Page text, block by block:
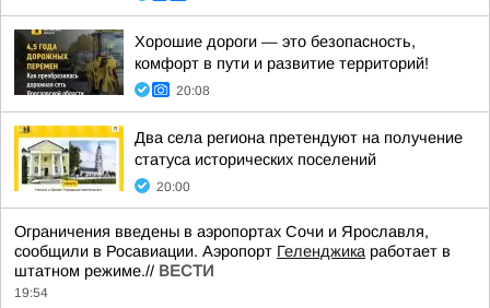
Хорошие дороги — это безопасность,
комфорт в пути и развитие территорий!
20:08
Два села региона претендуют на получение
статуса исторических поселений
20:00
Ограничения введены в аэропортах Сочи и Ярославля,
сообщили в Росавиации. Аэропорт Геленджика работает в
штатном режиме.// ВЕСТИ
19:54